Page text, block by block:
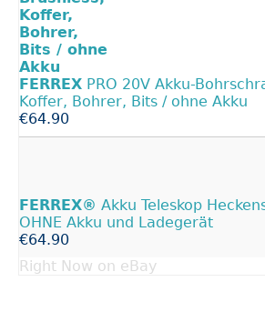
FERREX PRO 20V Akku-
Koffer, Bohrer, Bits / ohne Akku
€64.90
FERREX® Akku Teleskop
OHNE Akku und Ladegerät
€64.90
Right Now on eBay